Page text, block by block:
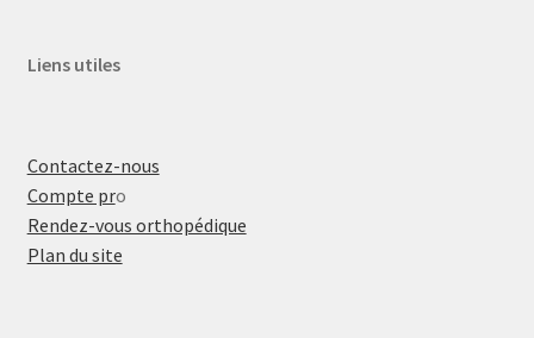
Liens utiles
Contactez-nous
Compte pro
Rendez-vous orthopédique
Plan du site